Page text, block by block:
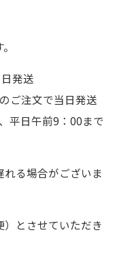
発送
ご注文で当日発送
平日午前9：00まで
る場合がございま
とさせていただき